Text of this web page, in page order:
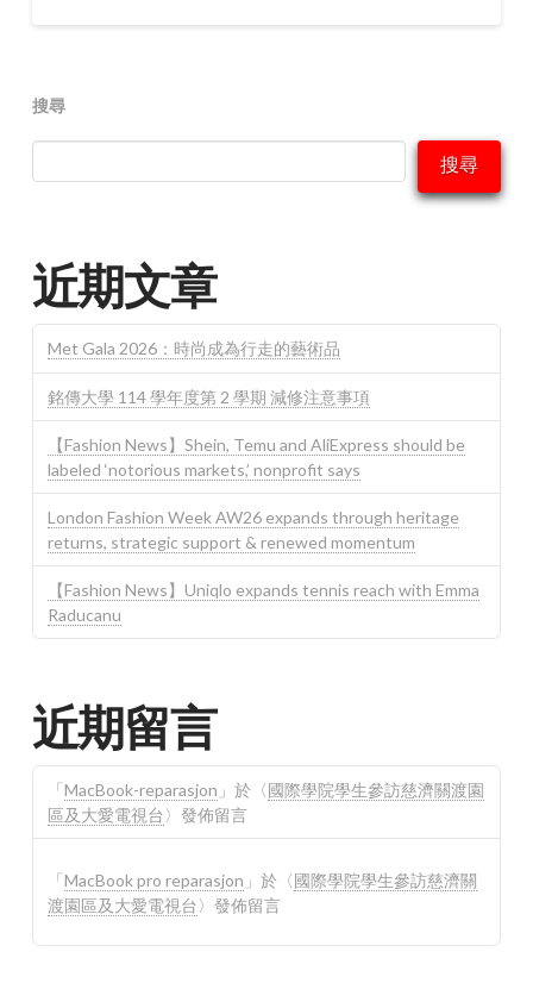
搜尋
搜尋
近期文章
Met Gala 2026：時尚成為行走的藝術品
銘傳大學 114 學年度第 2 學期 減修注意事項
【Fashion News】Shein, Temu and AliExpress should be
labeled ‘notorious markets,’ nonprofit says
London Fashion Week AW26 expands through heritage
returns, strategic support & renewed momentum
【Fashion News】Uniqlo expands tennis reach with Emma
Raducanu
近期留言
「MacBook-reparasjon 」於〈國際學院學生參訪慈濟關渡園
區及大愛電視台〉發佈留言
「MacBook pro reparasjon 」於〈國際學院學生參訪慈濟關
渡園區及大愛電視台〉發佈留言